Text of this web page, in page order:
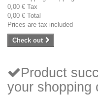
0,00 € Tax
0,00 € Total
Prices are tax included
Check out
Product
your shopping